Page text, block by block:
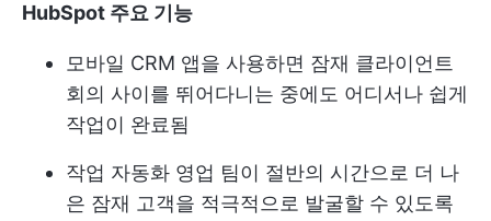
HubSpot 주요 기능
모바일 CRM 앱을 사용하면 잠재 클라이언트
회의 사이를 뛰어다니는 중에도 어디서나 쉽게
작업이 완료됨
작업 자동화 영업 팀이 절반의 시간으로 더 나
은 잠재 고객을 적극적으로 발굴할 수 있도록